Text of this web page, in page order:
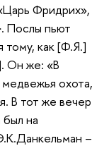
Фридрих»,
Послы пьют
тому, как [Ф.Я.]
Он же: «В
охота,
В тот же вечер
на
–